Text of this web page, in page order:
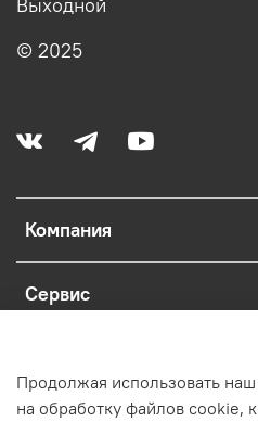
Компания
Сервис
Выходной
© 2025
Продолжая использовать наш
на обработку файлов cookie,